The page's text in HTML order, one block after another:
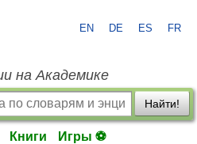
EN DE ES FR
на Академике
Найти!
Книги Игры ⚽